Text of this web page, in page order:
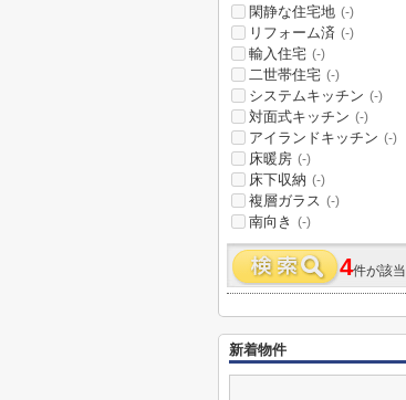
閑静な住宅地 (-)
リフォーム済 (-)
輸入住宅 (-)
二世帯住宅 (-)
システムキッチン (-)
対面式キッチン (-)
アイランドキッチン (-)
床暖房 (-)
床下収納 (-)
複層ガラス (-)
南向き (-)
4件が該当
新着物件